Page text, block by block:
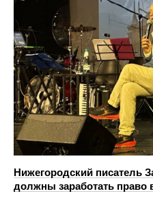
Нижегородский писатель
должны заработать право